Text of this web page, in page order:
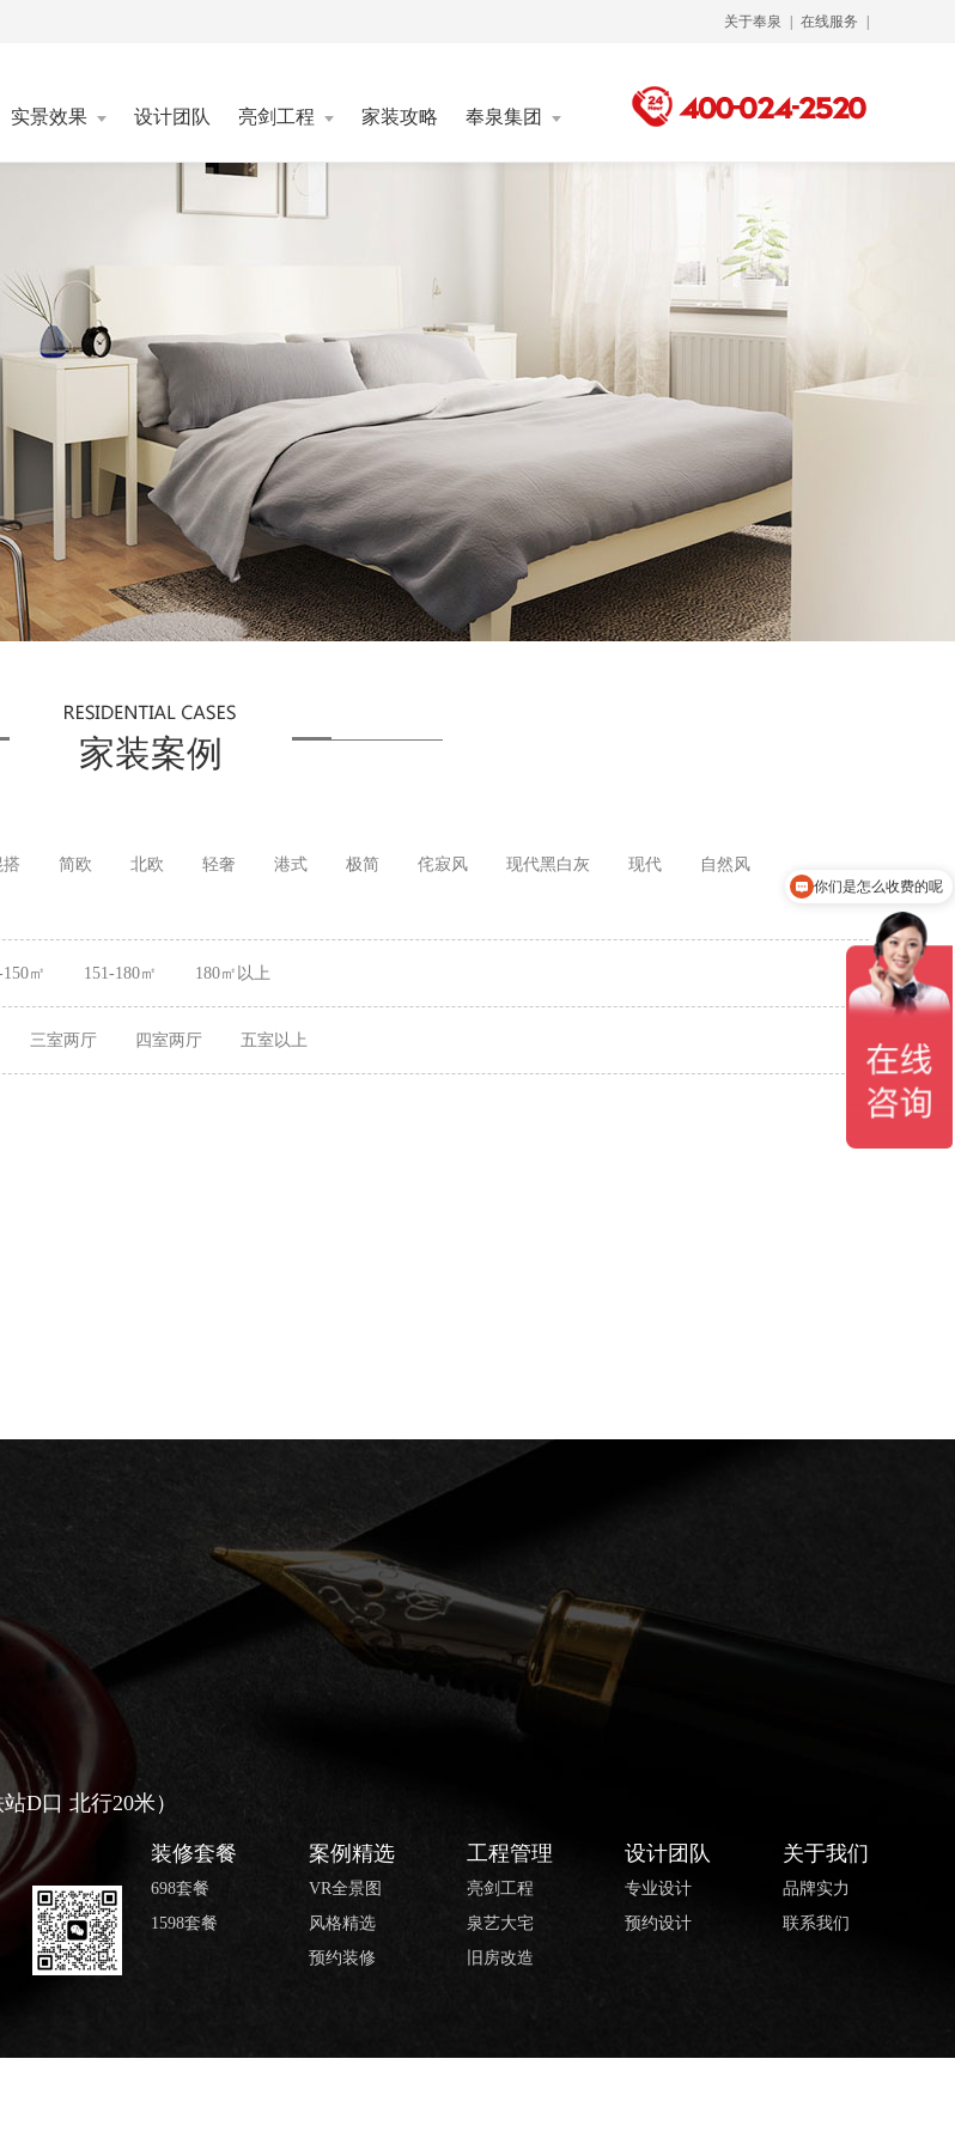
关于奉泉 在线服务
实景效果 设计团队 亮剑工程 家装攻略 奉泉集团
家装案例
搭 简欧 北欧 轻奢 港式 极简 侘寂风 现代黑白灰 现代 自然风
150㎡ 151-180㎡ 180㎡以上
三室两厅 四室两厅 五室以上
D口 北行20米）
装修套餐
698套餐
1598套餐
案例精选
VR全景图
风格精选
预约装修
工程管理
亮剑工程
泉艺大宅
旧房改造
设计团队
专业设计
预约设计
关于我们
品牌实力
联系我们
你们是怎么收费的呢